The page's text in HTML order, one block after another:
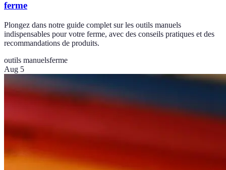
ferme
Plongez dans notre guide complet sur les outils manuels
indispensables pour votre ferme, avec des conseils pratiques et des
recommandations de produits.
outils manuelsferme
Aug 5